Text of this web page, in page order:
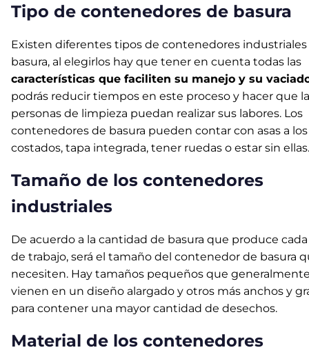
Tipo de contenedores de basura
Existen diferentes tipos de contenedores industriales
basura, al elegirlos hay que tener en cuenta todas las
características que faciliten su manejo y su
podrás reducir tiempos en este proceso y hacer que
personas de limpieza puedan realizar sus labores. Los
contenedores de basura pueden contar con asas a los
costados, tapa integrada, tener ruedas o estar sin ellas.
Tamaño de los contenedores
industriales
De acuerdo a la cantidad de basura que produce
de trabajo, será el tamaño del contenedor de basura
necesiten. Hay tamaños pequeños que
vienen en un diseño alargado y otros más anchos y
para contener una mayor cantidad de desechos.
Material de los contenedores